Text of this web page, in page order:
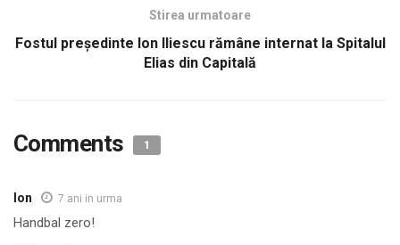
Stirea urmatoare
Fostul preşedinte Ion Iliescu rămâne internat la Spitalul
Elias din Capitală
Comments 1
Ion 7 ani in urma
Handbal zero!